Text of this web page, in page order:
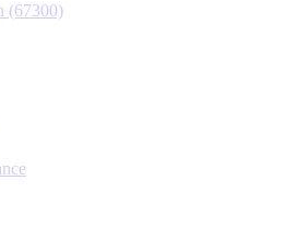
(67300)